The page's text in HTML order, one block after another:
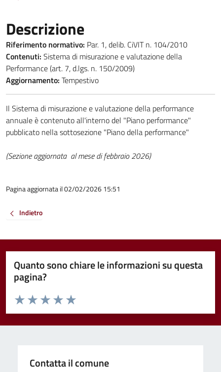
Descrizione
Riferimento normativo: Par. 1, delib. CiVIT n. 104/2010
Contenuti: Sistema di misurazione e valutazione della
Performance (art. 7, d.lgs. n. 150/2009)
Aggiornamento: Tempestivo
Il Sistema di misurazione e valutazione della performance
annuale è contenuto all'interno del "Piano performance"
pubblicato nella sottosezione "Piano della performance"
(Sezione aggiornata al mese di febbraio 2026)
Pagina aggiornata il 02/02/2026 15:51
Indietro
Quanto sono chiare le informazioni su questa
pagina?
Valuta da 1 a 5 stelle la pagina
Valuta 5 stelle su 5
Valuta 4 stelle su 5
Valuta 3 stelle su 5
Valuta 2 stelle su 5
Valuta 1 stelle su 5
Contatta il comune